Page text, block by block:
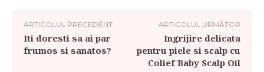
ARTICOLUL PRECEDENT
Iti doresti sa ai par
frumos si sanatos?
ARTICOLUL URMĂTOR
Ingrijire delicata
pentru piele si scalp cu
Colief Baby Scalp Oil